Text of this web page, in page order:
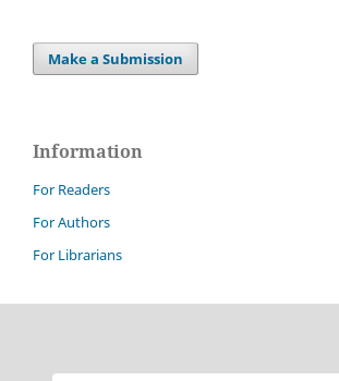
Make a Submission
Information
For Readers
For Authors
For Librarians